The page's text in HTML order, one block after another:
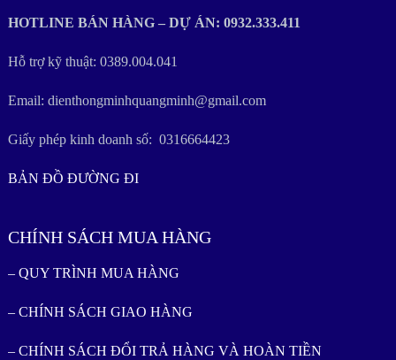
HOTLINE BÁN HÀNG – DỰ ÁN: 0932.333.411
Hỗ trợ kỹ thuật: 0389.004.041
Email: dienthongminhquangminh@gmail.com
Giấy phép kinh doanh số: 0316664423
BẢN ĐỒ ĐƯỜNG ĐI
CHÍNH SÁCH MUA HÀNG
– QUY TRÌNH MUA HÀNG
– CHÍNH SÁCH GIAO HÀNG
– CHÍNH SÁCH ĐỔI TRẢ HÀNG VÀ HOÀN TIỀN